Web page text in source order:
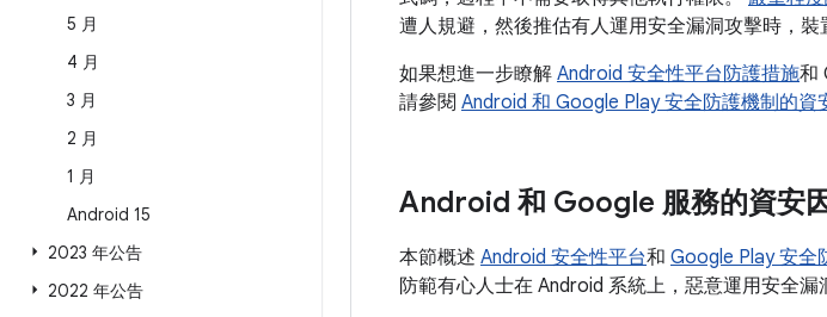
5 月
4 月
3 月
2 月
1 月
Android 15
2023 年公告
2022 年公告
遭人規避，然後推估有人運用安全漏洞攻擊時，裝
如果想進一步瞭解 Android 安全性平台防護措施和
請參閱 Android 和 Google Play 安全防護機制的資
Android 和 Google 服務的資安
本節概述 Android 安全性平台和 Google Play 安全
防範有心人士在 Android 系統上，惡意運用安全漏